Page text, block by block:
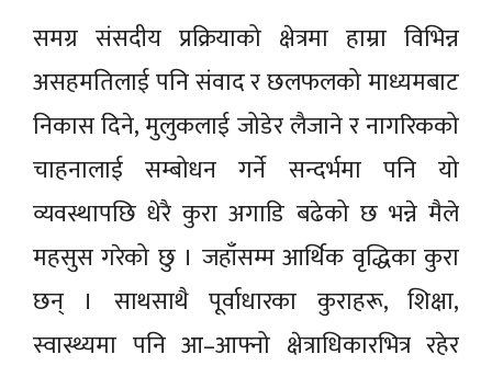
समग्र संसदीय प्रक्रियाको क्षेत्रमा हाम्रा विभिन्न
असहमतिलाई पनि संवाद र छलफलको माध्यमबाट
निकास दिने, मुलुकलाई जोडेर लैजाने र नागरिकको
चाहनालाई सम्बोधन गर्ने सन्दर्भमा पनि यो
व्यवस्थापछि धेरै कुरा अगाडि बढेको छ भन्ने मैले
महसुस गरेको छु । जहाँसम्म आर्थिक वृद्धिका कुरा
छन् । साथसाथै पूर्वाधारका कुराहरू, शिक्षा,
स्वास्थ्यमा पनि आ–आफ्नो क्षेत्राधिकारभित्र रहेर